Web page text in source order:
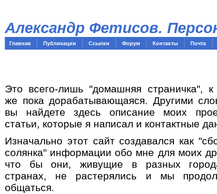
Александр Фетисов.
Главная Публикации Ссылки Форум Контакты Почта
Это всего-лишь "домашняя страничка", к
же пока дорабатывающаяся. Другими
вы найдете здесь описание моих
статьи, которые я написал и контактные
Изначально этот сайт создавался как
солянка" информации обо мне для моих
что бы они, живущие в разных
странах, не растерялись и мы
общаться.